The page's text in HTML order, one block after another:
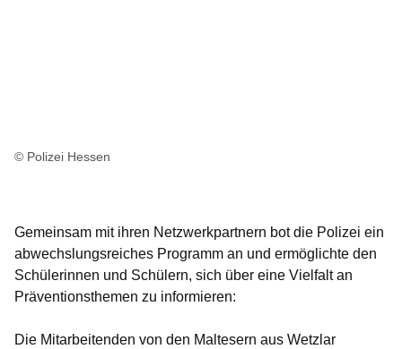
© Polizei Hessen
Gemeinsam mit ihren Netzwerkpartnern bot die Polizei ein
abwechslungsreiches Programm an und ermöglichte den
Schülerinnen und Schülern, sich über eine Vielfalt an
Präventionsthemen zu informieren:
Die Mitarbeitenden von den Maltesern aus Wetzlar